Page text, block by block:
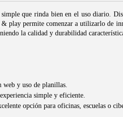
que rinda bien en el uso diario.
permite comenzar a utilizarlo de
la calidad y durabilidad
web y uso de planillas.
simple y eficiente.
opción para oficinas, escuelas o